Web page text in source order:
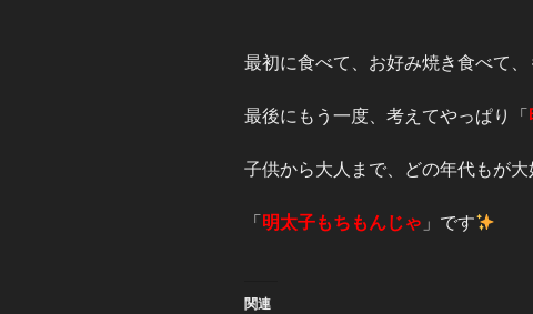
最初に食べて、お好み焼き食べて
最後にもう一度、考えてやっぱり「
子供から大人まで、どの年代もが大
「 明太子もちもんじゃ 」です
関連